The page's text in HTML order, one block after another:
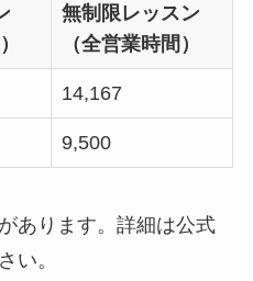
無制限レッスン
（全営業時間）
14,167
9,500
あります。詳細は公式
い。